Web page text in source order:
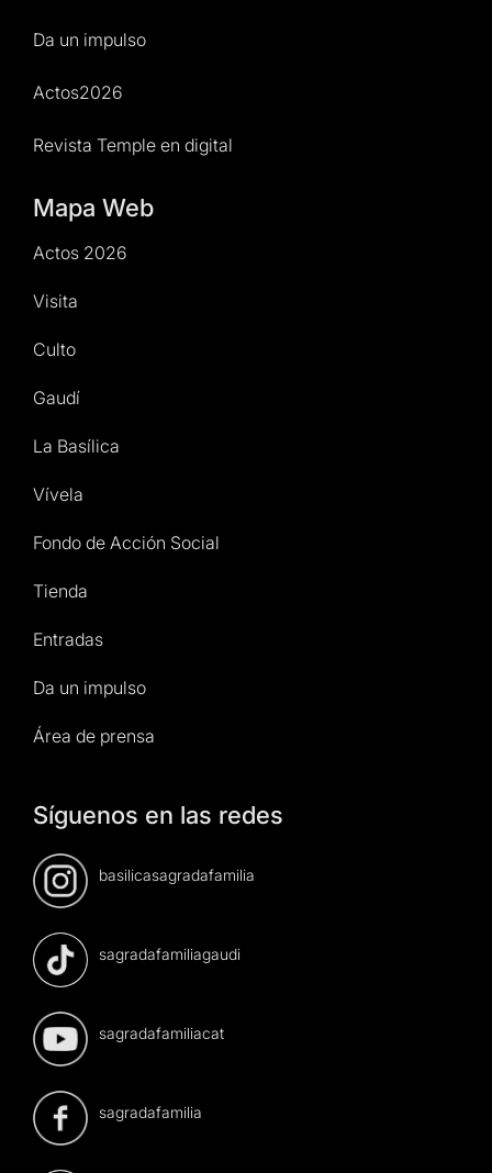
Da un impulso
Actos2026
Revista Temple en digital
Mapa Web
Actos 2026
Visita
Culto
Gaudí
La Basílica
Vívela
Fondo de Acción Social
Tienda
Entradas
Da un impulso
Área de prensa
Síguenos en las redes
basilicasagradafamilia
sagradafamiliagaudi
sagradafamiliacat
sagradafamilia